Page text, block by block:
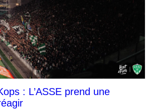
: L’ASSE prend une